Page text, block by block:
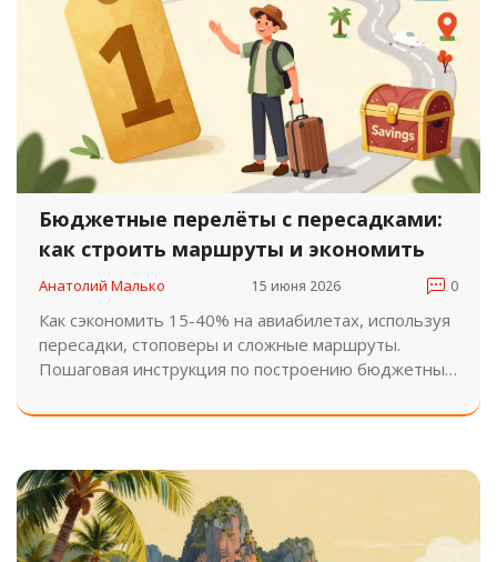
Бюджетные перелёты с пересадками:
как строить маршруты и экономить
Анатолий Малько 15 июня 2026 0
Как сэкономить 15-40% на авиабилетах, используя
пересадки, стоповеры и сложные маршруты.
Пошаговая инструкция по построению бюджетных